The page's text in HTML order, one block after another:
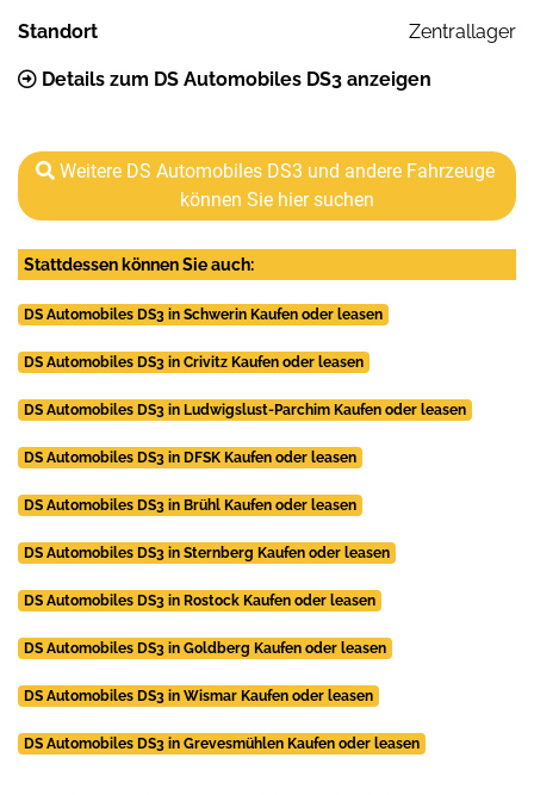
Standort Zentrallager
Details zum DS Automobiles DS3 anzeigen
Weitere DS Automobiles DS3 und andere Fahrzeuge
können Sie hier suchen
Stattdessen können Sie auch:
DS Automobiles DS3 in Schwerin Kaufen oder leasen
DS Automobiles DS3 in Crivitz Kaufen oder leasen
DS Automobiles DS3 in Ludwigslust-Parchim Kaufen oder leasen
DS Automobiles DS3 in DFSK Kaufen oder leasen
DS Automobiles DS3 in Brühl Kaufen oder leasen
DS Automobiles DS3 in Sternberg Kaufen oder leasen
DS Automobiles DS3 in Rostock Kaufen oder leasen
DS Automobiles DS3 in Goldberg Kaufen oder leasen
DS Automobiles DS3 in Wismar Kaufen oder leasen
DS Automobiles DS3 in Grevesmühlen Kaufen oder leasen